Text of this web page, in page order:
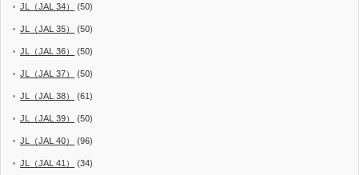
JL（JAL 34） (50)
JL（JAL 35） (50)
JL（JAL 36） (50)
JL（JAL 37） (50)
JL（JAL 38） (61)
JL（JAL 39） (50)
JL（JAL 40） (96)
JL（JAL 41） (34)